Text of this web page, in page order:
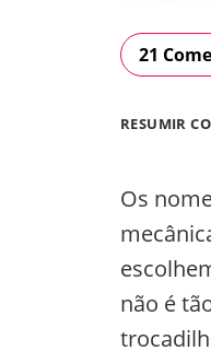
21
RESUMIR
Os
não é